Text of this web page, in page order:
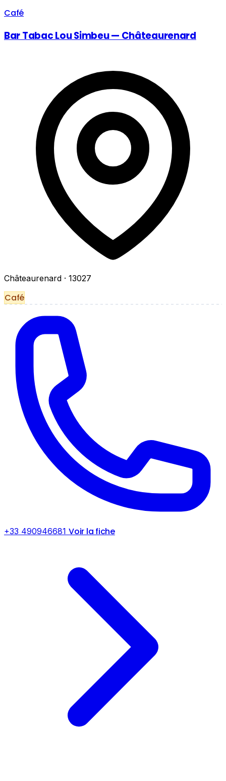
Café
Bar Tabac Lou Simbeu — Châteaurenard
Châteaurenard · 13027
Café
+33 490946681 Voir la fiche